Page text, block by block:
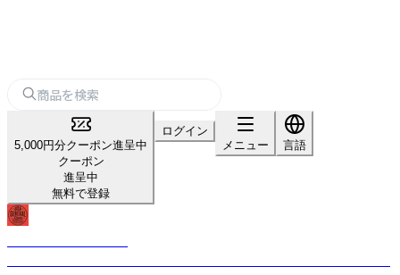
5,000円分クーポン進呈中
クーポン
進呈中
無料で登録
ログイン
メニュー
言語